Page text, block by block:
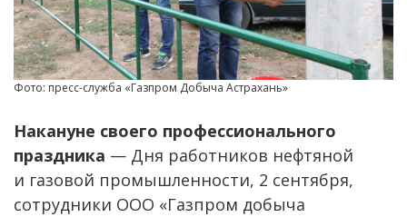
Фото: пресс-служба «Газпром Добыча Астрахань»
Накануне своего профессионального
праздника — Дня работников нефтяной
и газовой промышленности, 2 сентября,
сотрудники ООО «Газпром добыча